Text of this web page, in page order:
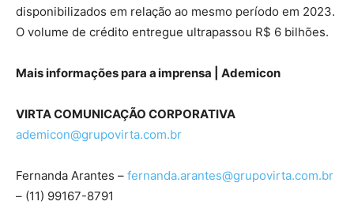
disponibilizados em relação ao mesmo período em 2023.
O volume de crédito entregue ultrapassou R$ 6 bilhões.
Mais informações para a imprensa | Ademicon
VIRTA COMUNICAÇÃO CORPORATIVA
ademicon@grupovirta.com.br
Fernanda Arantes – fernanda.arantes@grupovirta.com.br
– (11) 99167-8791